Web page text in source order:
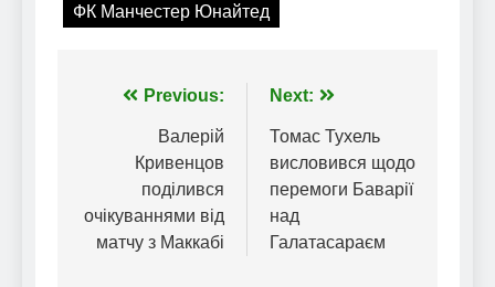
ФК Манчестер Юнайтед
Навігація
записів
Previous:
Валерій
Кривенцов
поділився
очікуваннями від
матчу з Маккабі
Next:
Томас Тухель
висловився щодо
перемоги Баварії
над
Галатасараєм